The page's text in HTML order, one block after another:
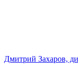
Дмитрий Захаров,